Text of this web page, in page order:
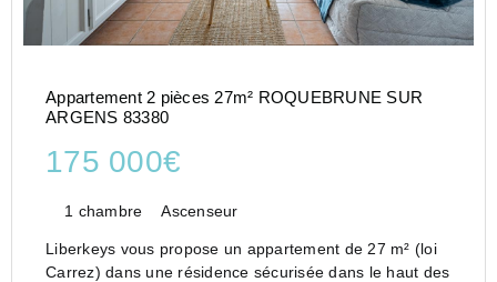
Appartement 2 pièces 27m² ROQUEBRUNE SUR
ARGENS 83380
175 000€
1 chambre Ascenseur
Liberkeys vous propose un appartement de 27 m² (loi
Carrez) dans une résidence sécurisée dans le haut des